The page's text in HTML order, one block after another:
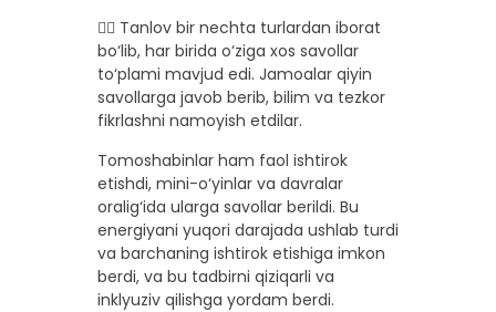
👉🏼 Tanlov bir nechta turlardan iborat
bo‘lib, har birida o‘ziga xos savollar
to‘plami mavjud edi. Jamoalar qiyin
savollarga javob berib, bilim va tezkor
fikrlashni namoyish etdilar.
Tomoshabinlar ham faol ishtirok
etishdi, mini-o‘yinlar va davralar
oralig‘ida ularga savollar berildi. Bu
energiyani yuqori darajada ushlab turdi
va barchaning ishtirok etishiga imkon
berdi, va bu tadbirni qiziqarli va
inklyuziv qilishga yordam berdi.